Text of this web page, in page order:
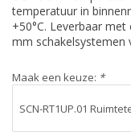
temperatuur in
+50°C. Leverbaar
mm schakelsystemen
Maak een keuze: *